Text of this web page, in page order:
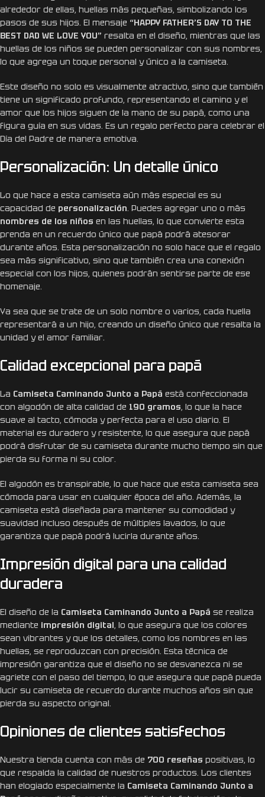
alrededor de ellas, huellas más pequeñas, simbolizando los
pasos de sus hijos. El mensaje “HAPPY FATHER’S DAY TO THE
BEST DAD WE LOVE YOU” resalta en el diseño, mientras que las
huellas de los niños se pueden personalizar con sus nombres,
lo que agrega un toque personal y único a la camiseta.
Este diseño no solo es visualmente atractivo, sino que también
tiene un significado profundo, representando el camino y el
amor que los hijos siguen de la mano de su papá, como una
figura guía en sus vidas. Es un regalo perfecto para celebrar el
Día del Padre de manera emotiva.
Personalización: Un detalle único
Lo que hace a esta camiseta aún más especial es su
capacidad de personalización. Puedes agregar uno o más
nombres de los niños en las huellas, lo que convierte esta
prenda en un recuerdo único que papá podrá atesorar
durante años. Esta personalización no solo hace que el regalo
sea más significativo, sino que también crea una conexión
especial con los hijos, quienes podrán sentirse parte de ese
homenaje.
Ya sea que se trate de un solo nombre o varios, cada huella
representará a un hijo, creando un diseño único que resalta la
unidad y el amor familiar.
Calidad excepcional para papá
La Camiseta Caminando Junto a Papá está confeccionada
con algodón de alta calidad de 190 gramos, lo que la hace
suave al tacto, cómoda y perfecta para el uso diario. El
material es duradero y resistente, lo que asegura que papá
podrá disfrutar de su camiseta durante mucho tiempo sin que
pierda su forma ni su color.
El algodón es transpirable, lo que hace que esta camiseta sea
cómoda para usar en cualquier época del año. Además, la
camiseta está diseñada para mantener su comodidad y
suavidad incluso después de múltiples lavados, lo que
garantiza que papá podrá lucirla durante años.
Impresión digital para una calidad
duradera
El diseño de la Camiseta Caminando Junto a Papá se realiza
mediante impresión digital, lo que asegura que los colores
sean vibrantes y que los detalles, como los nombres en las
huellas, se reproduzcan con precisión. Esta técnica de
impresión garantiza que el diseño no se desvanezca ni se
agriete con el paso del tiempo, lo que asegura que papá pueda
lucir su camiseta de recuerdo durante muchos años sin que
pierda su aspecto original.
Opiniones de clientes satisfechos
Nuestra tienda cuenta con más de 700 reseñas positivas, lo
que respalda la calidad de nuestros productos. Los clientes
han elogiado especialmente la Camiseta Caminando Junto a